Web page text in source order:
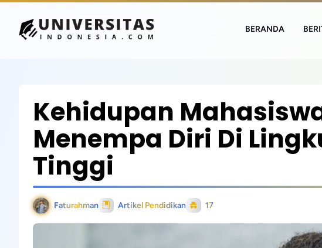
BERANDA
Kehidupan
Menempa Diri Di
Tinggi
Faturahman Artikel Pendidikan 17